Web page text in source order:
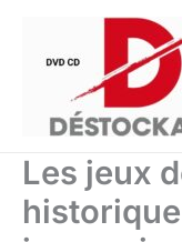
contenu
Les jeux